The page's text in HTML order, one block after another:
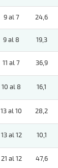
9 al 7 24,6
9 al 8 19,3
11 al 7 36,9
10 al 8 16,1
13 al 10 28,2
13 al 12 10,1
21 al 12 47,6